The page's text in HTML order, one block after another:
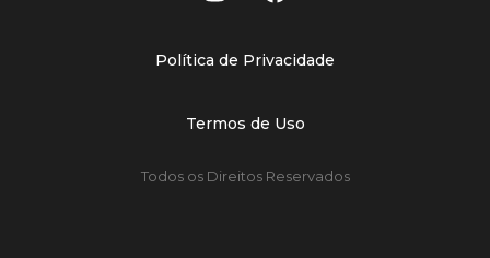
Política de Privacidade
Termos de Uso
Todos os Direitos Reservados